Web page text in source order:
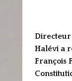
Directeur
Halévi a
François